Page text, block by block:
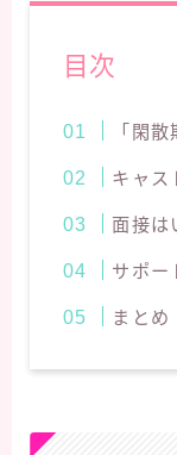
目次
「閑
キャス
面接は
サポー
まとめ